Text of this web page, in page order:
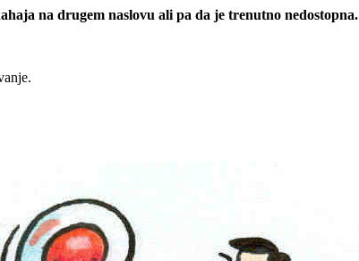
na drugem naslovu ali pa da je trenutno nedostopna.